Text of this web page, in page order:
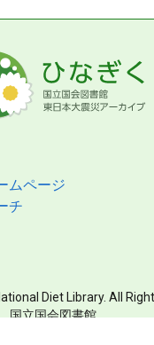
ムページ
チ
Diet Library. All